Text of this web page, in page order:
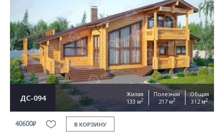
ДС-094
Жилая
133 м2
Полезная
217 м2
Общая
312 м2
40600₽ В КОРЗИНУ